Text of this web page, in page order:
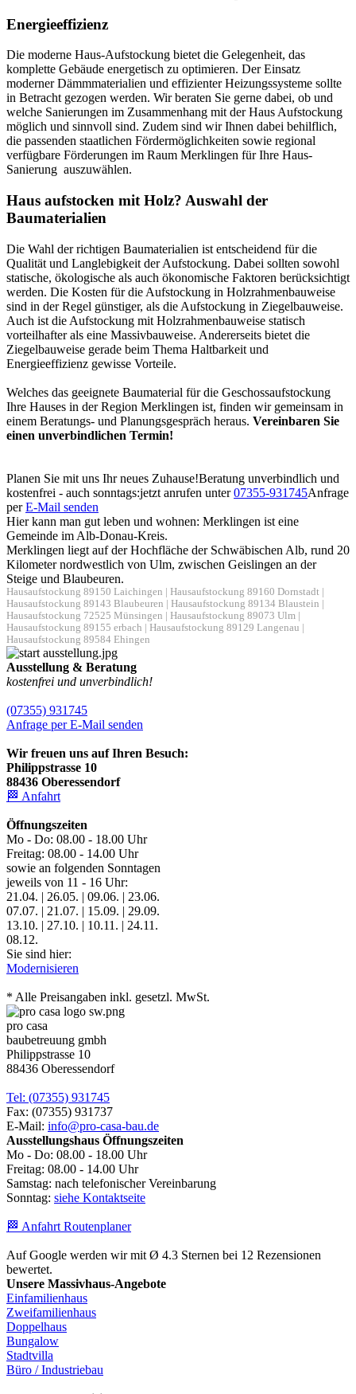
Energieeffizienz
Die moderne Haus-Aufstockung bietet die Gelegenheit, das
komplette Gebäude energetisch zu optimieren. Der Einsatz
moderner Dämmmaterialien und effizienter Heizungssysteme sollte
in Betracht gezogen werden. Wir beraten Sie gerne dabei, ob und
welche Sanierungen im Zusammenhang mit der Haus Aufstockung
möglich und sinnvoll sind. Zudem sind wir Ihnen dabei behilflich,
die passenden staatlichen Fördermöglichkeiten sowie regional
verfügbare Förderungen im Raum Merklingen für Ihre Haus-
Sanierung auszuwählen.
Haus aufstocken mit Holz? Auswahl der
Baumaterialien
Die Wahl der richtigen Baumaterialien ist entscheidend für die
Qualität und Langlebigkeit der Aufstockung. Dabei sollten sowohl
statische, ökologische als auch ökonomische Faktoren berücksichtigt
werden. Die Kosten für die Aufstockung in Holzrahmenbauweise
sind in der Regel günstiger, als die Aufstockung in Ziegelbauweise.
Auch ist die Aufstockung mit Holzrahmenbauweise statisch
vorteilhafter als eine Massivbauweise. Andererseits bietet die
Ziegelbauweise gerade beim Thema Haltbarkeit und
Energieeffizienz gewisse Vorteile.
Welches das geeignete Baumaterial für die Geschossaufstockung
Ihre Hauses in der Region Merklingen ist, finden wir gemeinsam in
einem Beratungs- und Planungsgespräch heraus. Vereinbaren Sie
einen unverbindlichen Termin!
Planen Sie mit uns Ihr neues Zuhause!Beratung unverbindlich und
kostenfrei - auch sonntags:jetzt anrufen unter07355-931745Anfrage
perE-Mail senden
Hier kann man gut leben und wohnen: Merklingen ist eine
Gemeinde im Alb-Donau-Kreis.
Merklingen liegt auf der Hochfläche der Schwäbischen Alb, rund 20
Kilometer nordwestlich von Ulm, zwischen Geislingen an der
Steige und Blaubeuren.
Hausaufstockung 89150 Laichingen Hausaufstockung 89160 Dornstadt
Hausaufstockung 89143 Blaubeuren
Hausaufstockung 89134 Blaustein
Hausaufstockung 72525 Münsingen
Hausaufstockung 89073 Ulm
Hausaufstockung 89155 erbach
Hausaufstockung 89129 Langenau
Hausaufstockung 89584 Ehingen
Ausstellung & Beratung
kostenfrei und unverbindlich!
(07355) 931745
Anfrage per E-Mail senden
Wir freuen uns auf Ihren Besuch:
Philippstrasse 10
88436 Oberessendorf
🏁 Anfahrt
Öffnungszeiten
Mo - Do: 08.00 - 18.00 Uhr
Freitag: 08.00 - 14.00 Uhr
sowie an folgenden Sonntagen
jeweils von 11 - 16 Uhr:
21.04. | 26.05. | 09.06. | 23.06.
07.07. | 21.07. | 15.09. | 29.09.
13.10. | 27.10. | 10.11. | 24.11.
08.12.
Sie sind hier:
Modernisieren
* Alle Preisangaben inkl. gesetzl. MwSt.
pro casa
baubetreuung gmbh
Philippstrasse 10
88436 Oberessendorf
Tel: (07355) 931745
Fax: (07355) 931737
E-Mail: info@pro-casa-bau.de
Ausstellungshaus Öffnungszeiten
Mo - Do: 08.00 - 18.00 Uhr
Freitag: 08.00 - 14.00 Uhr
Samstag: nach telefonischer Vereinbarung
Sonntag: siehe Kontaktseite
🏁 Anfahrt Routenplaner
Auf Google werden wir mit Ø 4.3 Sternen bei 12 Rezensionen
bewertet.
Unsere Massivhaus-Angebote
Einfamilienhaus
Zweifamilienhaus
Doppelhaus
Bungalow
Stadtvilla
Büro / Industriebau